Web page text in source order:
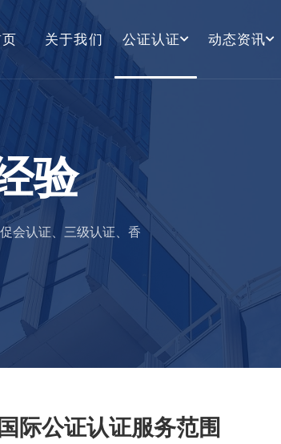
关于我们 公证认证 动态资讯
验
会认证、三级认证、香
际公证认证服务范围